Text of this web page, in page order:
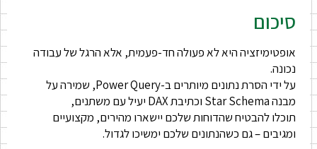
סיכום
אופטימיזציה היא לא פעולה חד-פעמית, אלא הרגל של עבודה
נכונה.
על ידי הסרת נתונים מיותרים ב-Power Query, שמירה על
מבנה Star Schema וכתיבת DAX יעיל עם משתנים,
תוכלו להבטיח שהדוחות שלכם יישארו מהירים, מקצועיים
ומגיבים – גם כשהנתונים שלכם ימשיכו לגדול.